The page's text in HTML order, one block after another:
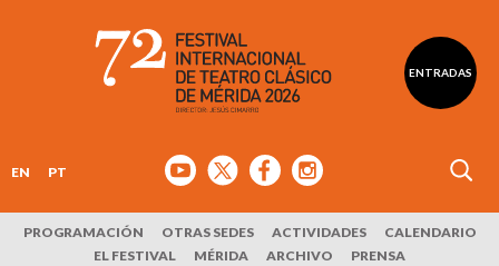
ENTRADAS
EN PT
PROGRAMACIÓN OTRAS SEDES ACTIVIDADES
CALENDARIO
EL FESTIVAL
MÉRIDA ARCHIVO PRENSA